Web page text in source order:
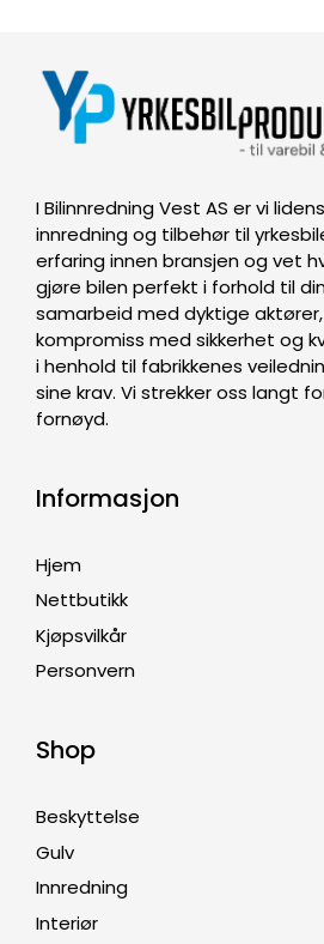
I Bilinnredning Vest AS er vi
innredning og tilbehør til
erfaring innen bransjen og vet
gjøre bilen perfekt i forhold til
samarbeid med dyktige
kompromiss med sikkerhet og
i henhold til fabrikkenes
sine krav. Vi strekker oss langt
fornøyd.
Informasjon
Hjem
Nettbutikk
Kjøpsvilkår
Personvern
Shop
Beskyttelse
Gulv
Innredning
Interiør